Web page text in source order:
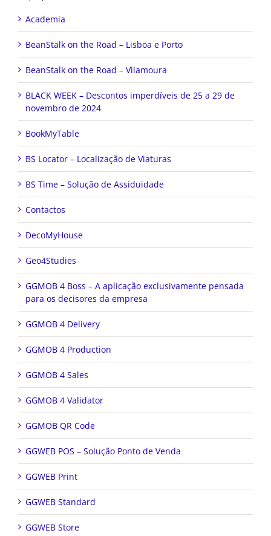
Academia
BeanStalk on the Road – Lisboa e Porto
BeanStalk on the Road – Vilamoura
BLACK WEEK – Descontos imperdíveis de 25 a 29 de
novembro de 2024
BookMyTable
BS Locator – Localização de Viaturas
BS Time – Solução de Assiduidade
Contactos
DecoMyHouse
Geo4Studies
GGMOB 4 Boss – A aplicação exclusivamente pensada
para os decisores da empresa
GGMOB 4 Delivery
GGMOB 4 Production
GGMOB 4 Sales
GGMOB 4 Validator
GGMOB QR Code
GGWEB POS – Solução Ponto de Venda
GGWEB Print
GGWEB Standard
GGWEB Store